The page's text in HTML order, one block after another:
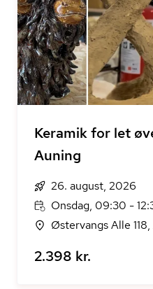
Keramik for let
Auning
26. august, 2026
Onsdag, 09:30 -
Østervangs Alle
2.398 kr.